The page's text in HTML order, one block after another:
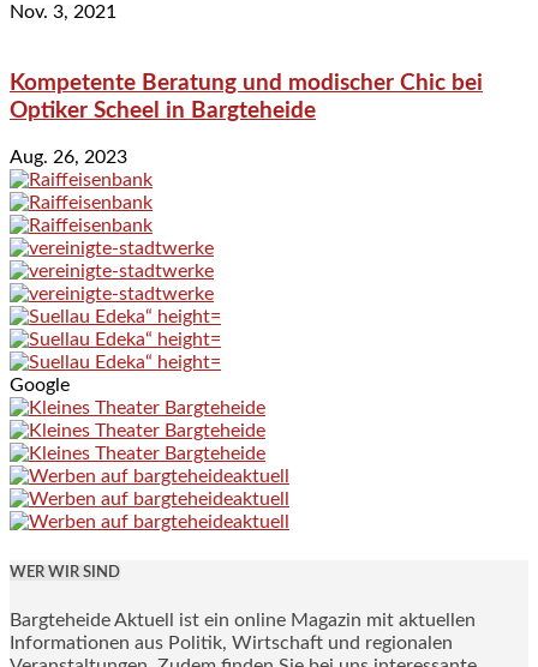
Nov. 3, 2021
Kompetente Beratung und modischer Chic bei
Optiker Scheel in Bargteheide
Aug. 26, 2023
Google
WER WIR SIND
Bargteheide Aktuell ist ein online Magazin mit aktuellen
Informationen aus Politik, Wirtschaft und regionalen